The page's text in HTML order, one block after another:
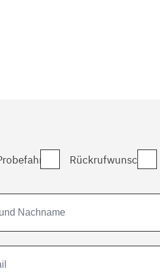
Rückrufwunsch